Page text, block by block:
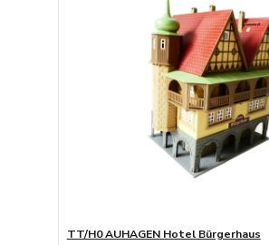
TT/H0 AUHAGEN Hotel Bürgerhaus